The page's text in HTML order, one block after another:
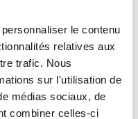
le contenu
relatives aux
trafic. Nous
sur l'utilisation de
médias sociaux, de
combiner celles-ci